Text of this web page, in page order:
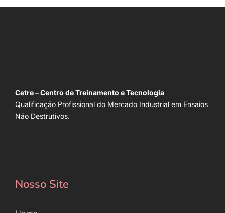
Cetre – Centro de Treinamento e Tecnologia
Qualificação Profissional do Mercado Industrial em Ensaios
Não Destrutivos.
Nosso Site